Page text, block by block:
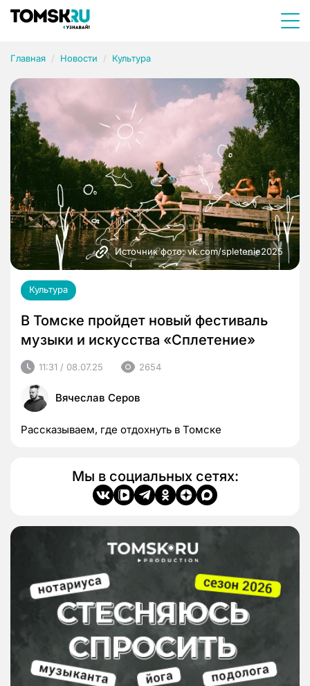
Главная Новости Культура
Источник фото: vk.com/spletenie2025
Культура
В Томске пройдет новый фестиваль
музыки и искусства «Сплетение»
11:31 / 08.07.25 2654
Вячеслав Серов
Рассказываем, где отдохнуть в Томске
Мы в социальных сетях: